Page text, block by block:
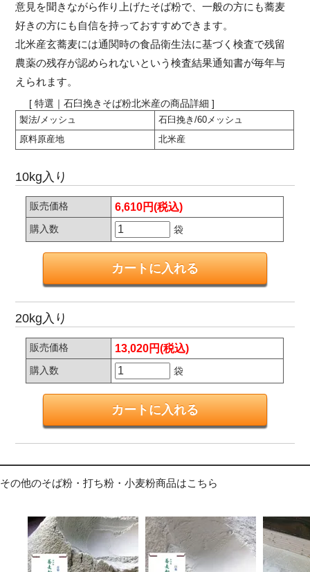
意見を聞きながら作り上げたそば粉で、一般の方にも蕎麦
好きの方にも自信を持っておすすめできます。
北米産玄蕎麦には通関時の食品衛生法に基づく検査で残留
農薬の残存が認められないという検査結果通知書が毎年与
えられます。
[ 特選｜石臼挽きそば粉北米産の商品詳細 ]
製法/メッシュ
石臼挽き/60メッシュ
原料原産地
北米産
10kg入り
販売価格 6,610円(税込)
購入数 袋
20kg入り
販売価格 13,020円(税込)
購入数 袋
その他のそば粉・打ち粉・小麦粉商品はこちら